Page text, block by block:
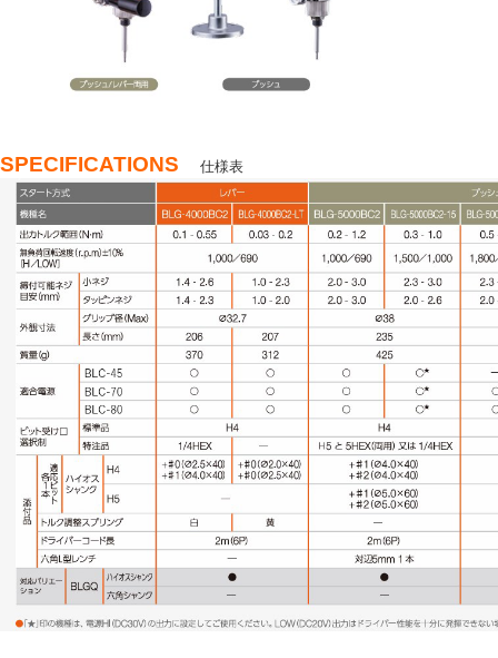
SPECIFICATIONS 仕様表